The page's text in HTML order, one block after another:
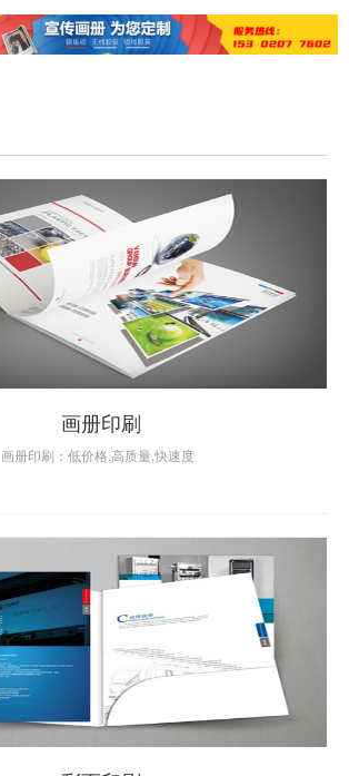
画册印刷
画册印刷：低价格,高质量,快速度